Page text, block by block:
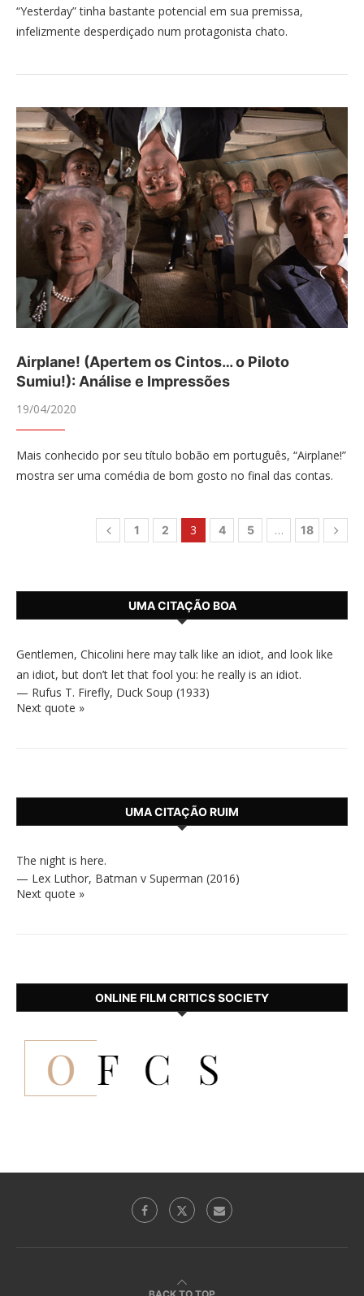
“Yesterday” tinha bastante potencial em sua premissa,
infelizmente desperdiçado num protagonista chato.
Airplane! (Apertem os Cintos… o Piloto
Sumiu!): Análise e Impressões
19/04/2020
Mais conhecido por seu título bobão em português, “Airplane!”
mostra ser uma comédia de bom gosto no final das contas.
1 2 3 4 5 … 18
UMA CITAÇÃO BOA
Gentlemen, Chicolini here may talk like an idiot, and look like
an idiot, but don’t let that fool you: he really is an idiot.
— Rufus T. Firefly, Duck Soup (1933)
Next quote »
UMA CITAÇÃO RUIM
The night is here.
— Lex Luthor, Batman v Superman (2016)
Next quote »
ONLINE FILM CRITICS SOCIETY